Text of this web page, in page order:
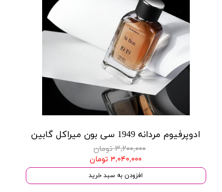
ادوپرفیوم مردانه 1949 سی بون میراکل گابین
۳,۲۰۰,۰۰۰ تومان
۳,۰۴۰,۰۰۰ تومان
افزودن به سبد خرید